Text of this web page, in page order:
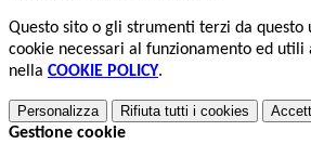
Questo sito o gli strumenti terzi da questo
cookie necessari al funzionamento ed
nella COOKIE POLICY.
Personalizza Rifiuta tutti i cookies
Gestione cookie